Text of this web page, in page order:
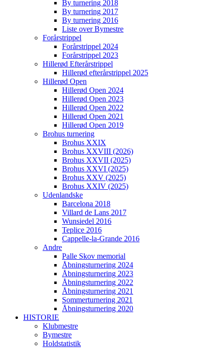
By turnering 2018
By turnering 2017
By turnering 2016
Liste over Bymestre
Forårstrippel
Forårstrippel 2024
Forårstrippel 2023
Hillerød Efterårstrippel
Hillerød efterårstrippel 2025
Hillerød Open
Hillerød Open 2024
Hillerød Open 2023
Hillerød Open 2022
Hillerød Open 2021
Hillerød Open 2019
Brohus turnering
Brohus XXIX
Brohus XXVIII (2026)
Brohus XXVII (2025)
Brohus XXVI (2025)
Brohus XXV (2025)
Brohus XXIV (2025)
Udenlandske
Barcelona 2018
Villard de Lans 2017
Wunsiedel 2016
Teplice 2016
Cappelle-la-Grande 2016
Andre
Palle Skov memorial
Åbningsturnering 2024
Åbningsturnering 2023
Åbningsturnering 2022
Åbningsturnering 2021
Sommerturnering 2021
Åbningsturnering 2020
HISTORIE
Klubmestre
Bymestre
Holdstatistik